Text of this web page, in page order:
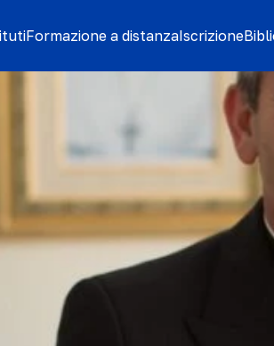
Formazione a distanzaIscrizione